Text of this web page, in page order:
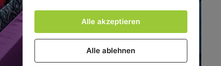
Alle akzeptieren
Alle ablehnen